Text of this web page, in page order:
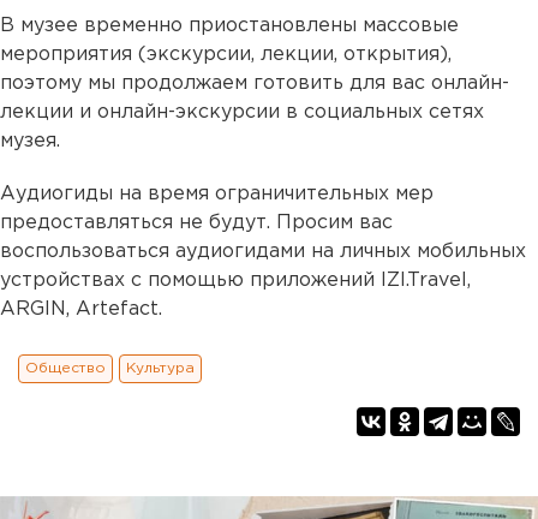
В музее временно приостановлены массовые
мероприятия (экскурсии, лекции, открытия),
поэтому мы продолжаем готовить для вас онлайн-
лекции и онлайн-экскурсии в социальных сетях
музея.
Аудиогиды на время ограничительных мер
предоставляться не будут. Просим вас
воспользоваться аудиогидами на личных мобильных
устройствах с помощью приложений IZI.Travel,
ARGIN, Artefact.
Общество Культура